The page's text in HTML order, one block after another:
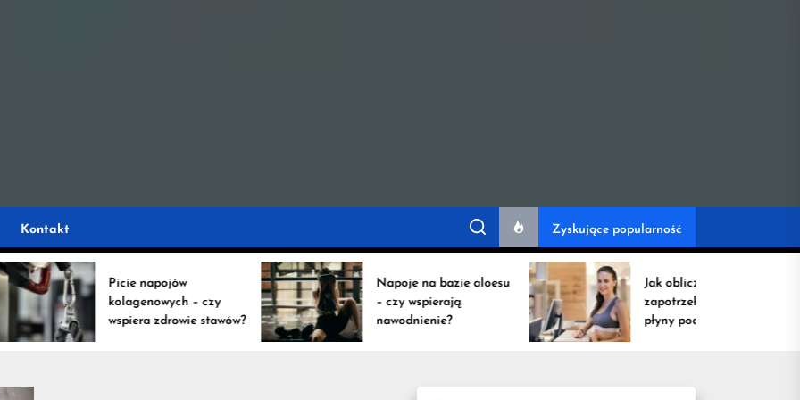
na temat napojów przydatnych na
Kontakt Zyskujące popularność
Picie napojów
kolagenowych – czy
wspiera zdrowie stawów?
Napoje na bazie aloesu
– czy wspierają
nawodnienie?
Jak obliczyć
zapotrzebowanie na
płyny podczas
intensywnych